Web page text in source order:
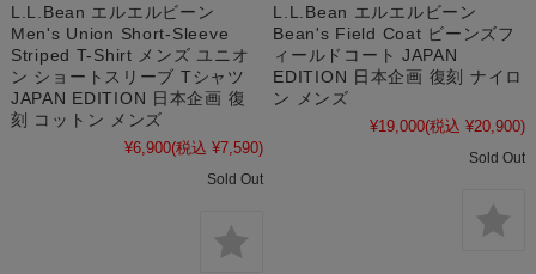
L.L.Bean エルエルビーン
Men's Union Short-Sleeve
Striped T-Shirt メンズ ユニオ
ン ショートスリーブ Tシャツ
JAPAN EDITION 日本企画 復
刻 コットン メンズ
¥6,900(税込 ¥7,590)
Sold Out
L.L.Bean エルエルビーン
Bean's Field Coat ビーンズフ
ィールドコート JAPAN
EDITION 日本企画 復刻 ナイロ
ン メンズ
¥19,000(税込 ¥20,900)
Sold Out